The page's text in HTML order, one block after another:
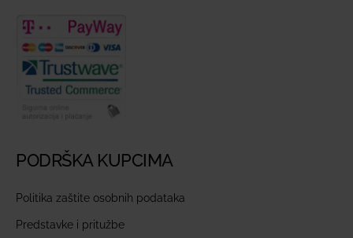
PODRŠKA KUPCIMA
Politika zaštite osobnih podataka
Predstavke i pritužbe